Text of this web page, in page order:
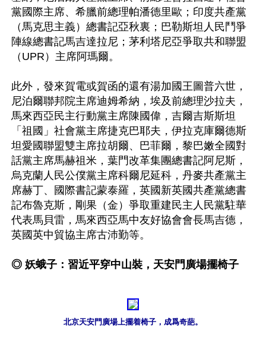
黨國際主席、希臘前總理帕潘德里歐；印度共產黨
（馬克思主義）總書記亞秋裏；巴勒斯坦人民鬥爭
陣線總書記馬吉達拉尼；茅利塔尼亞爭取共和聯盟
（UPR）主席阿瑪爾。
此外，發來賀電或賀函的還有湯加國王圖普六世，
尼泊爾聯邦院主席迪姆希納，埃及前總理沙拉夫，
馬來西亞民主行動黨主席陳國偉，吉爾吉斯斯坦
「祖國」社會黨主席捷克巴耶夫，伊拉克庫爾德斯
坦愛國聯盟雙主席拉胡爾、巴菲爾，黎巴嫩全國對
話黨主席馬赫祖米，葉門改革集團總書記阿尼斯，
烏克蘭人民公僕黨主席科爾尼延科，丹麥共產黨主
席赫丁、國際書記蒙泰羅，英國新英國共產黨總書
記布魯克斯，剛果（金）爭取重建民主人民黨駐華
代表馬貝雷，馬來西亞馬中友好協會會長馬吉德，
英國英中貿協主席古沛勤等。
◎ 妖蛾子：習近平穿中山裝，天安門廣場擺椅子
北京天安門廣場上擺着椅子，成爲奇葩。